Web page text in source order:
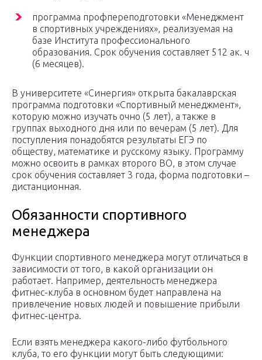
программа профпереподготовки «Менеджмент
в спортивных учреждениях», реализуемая на
базе Института профессионального
образования. Срок обучения составляет 512 ак. ч
(6 месяцев).
В университете «Синергия» открыта бакалаврская
программа подготовки «Спортивный менеджмент»,
которую можно изучать очно (5 лет), а также в
группах выходного дня или по вечерам (5 лет). Для
поступления понадобятся результаты ЕГЭ по
обществу, математике и русскому языку. Программу
можно освоить в рамках второго ВО, в этом случае
срок обучения составляет 3 года, форма подготовки –
дистанционная.
Обязанности спортивного
менеджера
Функции спортивного менеджера могут отличаться в
зависимости от того, в какой организации он
работает. Например, деятельность менеджера
фитнес-клуба в основном будет направлена на
привлечение новых людей и повышение прибыли
фитнес-центра.
Если взять менеджера какого-либо футбольного
клуба, то его функции могут быть следующими: